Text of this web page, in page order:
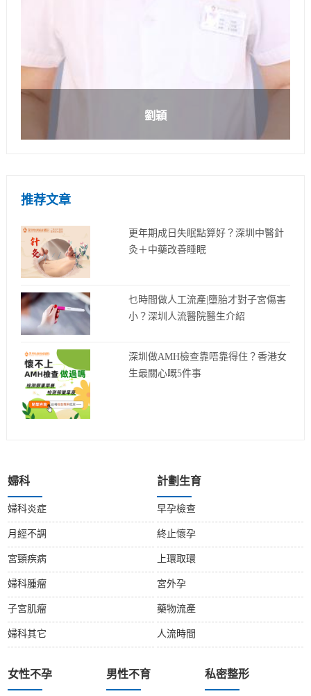
劉穎
推荐文章
更年期成日失眠點算好？深圳中醫針
灸＋中藥改善睡眠
乜時間做人工流產|墮胎才對子宮傷害
小？深圳人流醫院醫生介紹
深圳做AMH檢查靠唔靠得住？香港女
生最關心嘅5件事
婦科
婦科炎症
月經不調
宮頸疾病
婦科腫瘤
子宮肌瘤
婦科其它
計劃生育
早孕檢查
終止懷孕
上環取環
宮外孕
藥物流產
人流時間
女性不孕 男性不育 私密整形